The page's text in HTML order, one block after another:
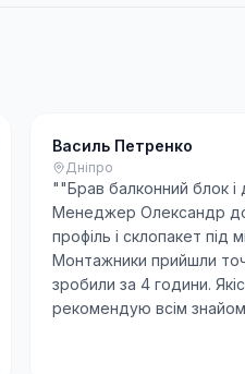
Василь Петренко
Дніпро
""Брав балконний блок і
Менеджер Олександр
профіль і склопакет під
Монтажники прийшли
зробили за 4 години.
рекомендую всім